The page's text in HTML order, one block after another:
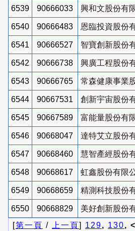
6539 90666033 興和文股份有
6540 90666483 恩臨投資股份
6541 90666527 智寶創新股份
6542 90666738 興廣工程股份
6543 90666765 常森健康事業
6544 90667531 創新宇宙股份
6545 90667589 富能量股份有
6546 90668047 達特艾立股份
6547 90668460 慧智產經股份
6548 90668617 虹鑫股份有限
6549 90668659 精測科技股份
6550 90668829
美好創新股份
[第一頁 / 上一頁] 129, 130,